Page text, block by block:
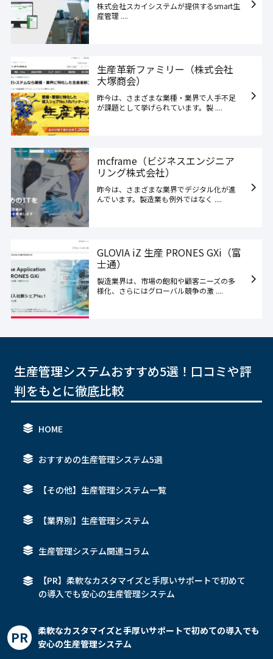
PR
柔軟なカスタマイズと手厚いサポートで初めての導入でも
安心の生産管理システム
株式会社スカイシステムが提供するsmart生
産管理 ....
生産革新ファミリー（株式会社
大塚商会）
昨今は、さまざまな業種・業界で人手不足
が課題として挙げられています。製 ....
mcframe（ビジネスエンジニア
リング株式会社）
昨今は、さまざまな業界でデジタル化が進
んでいます。製造業も例外ではなく ....
GLOVIA iZ 生産 PRONES GXi（富
士通）
製造業界は、市場の飽和や顧客ニーズの多
様化、さらにはグローバル競争の激 ....
生産管理システムおすすめ5選！口コミや評
判をもとに徹底比較
HOME
おすすめの生産管理システム5選
【その他】生産管理システム一覧
【業界別】生産管理システム
生産管理システム関連コラム
【PR】柔軟なカスタマイズと手厚いサポートで初めて
の導入でも安心の生産管理システム
記事一覧